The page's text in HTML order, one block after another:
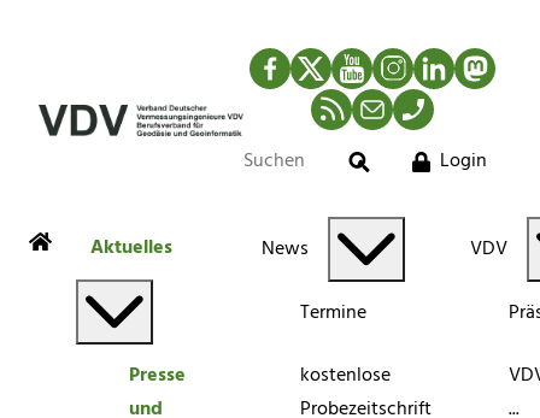
Facebook
TwitterYouTubeInstagram
LinkedIn
RSS-Newsfeed
MailTelefon
Suche
Login
Aktuelles
Presse
und
News
Termine
kostenlose
Probezeitschrift
VDV
...